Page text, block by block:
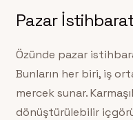
Pazar
Özünde pazar
Bunların her biri, iş
mercek sunar.
dönüştürülebilir